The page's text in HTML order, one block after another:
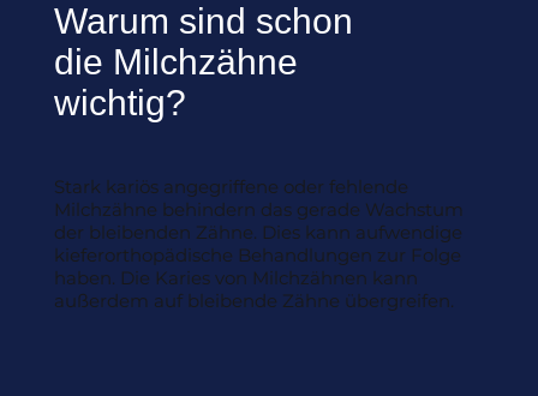
Warum sind schon
die Milchzähne
wichtig?
Stark kariös angegriffene oder fehlende
Milchzähne behindern das gerade Wachstum
der bleibenden Zähne. Dies kann aufwendige
kieferorthopädische Behandlungen zur Folge
haben. Die Karies von Milchzähnen kann
außerdem auf bleibende Zähne übergreifen.